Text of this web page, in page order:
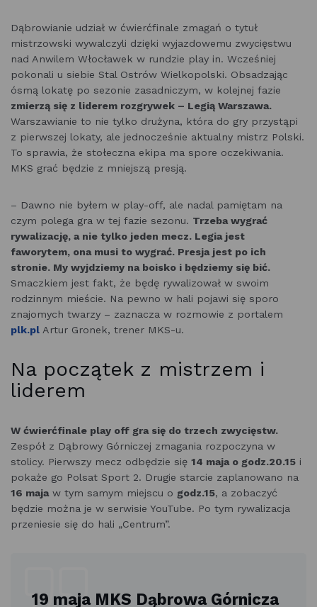
Dąbrowianie udział w ćwierćfinale zmagań o tytuł
mistrzowski wywalczyli dzięki wyjazdowemu zwycięstwu
nad Anwilem Włocławek w rundzie play in. Wcześniej
pokonali u siebie Stal Ostrów Wielkopolski. Obsadzając
ósmą lokatę po sezonie zasadniczym, w kolejnej fazie
zmierzą się z liderem rozgrywek – Legią Warszawa.
Warszawianie to nie tylko drużyna, która do gry przystąpi
z pierwszej lokaty, ale jednocześnie aktualny mistrz Polski.
To sprawia, że stołeczna ekipa ma spore oczekiwania.
MKS grać będzie z mniejszą presją.
– Dawno nie byłem w play-off, ale nadal pamiętam na
czym polega gra w tej fazie sezonu. Trzeba wygrać
rywalizację, a nie tylko jeden mecz. Legia jest
faworytem, ona musi to wygrać. Presja jest po ich
stronie. My wyjdziemy na boisko i będziemy się bić.
Smaczkiem jest fakt, że będę rywalizował w swoim
rodzinnym mieście. Na pewno w hali pojawi się sporo
znajomych twarzy – zaznacza w rozmowie z portalem
plk.pl Artur Gronek, trener MKS-u.
Na początek z mistrzem i
liderem
W ćwierćfinale play off gra się do trzech zwycięstw.
Zespół z Dąbrowy Górniczej zmagania rozpoczyna w
stolicy. Pierwszy mecz odbędzie się 14 maja o godz.20.15 i
pokaże go Polsat Sport 2. Drugie starcie zaplanowano na
16 majaw tym samym miejscu o godz.15, a zobaczyć
będzie można je w serwisie YouTube. Po tym rywalizacja
przeniesie się do hali „Centrum”.
19 maja MKS Dąbrowa Górnicza